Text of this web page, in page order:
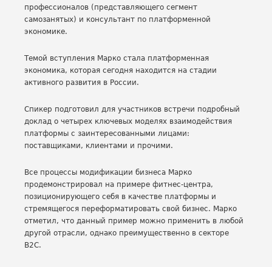
профессионалов (представляющего сегмент
самозанятых) и консультант по платформенной
экономике.
Темой вступления Марко стала платформенная
экономика, которая сегодня находится на стадии
активного развития в России.
Спикер подготовил для участников встречи подробный
доклад о четырех ключевых моделях взаимодействия
платформы с заинтересованными лицами:
поставщиками, клиентами и прочими.
Все процессы модификации бизнеса Марко
продемонстрировал на примере фитнес-центра,
позиционирующего себя в качестве платформы и
стремящегося переформатировать свой бизнес. Марко
отметил, что данный пример можно применить в любой
другой отрасли, однако преимущественно в секторе
B2C.